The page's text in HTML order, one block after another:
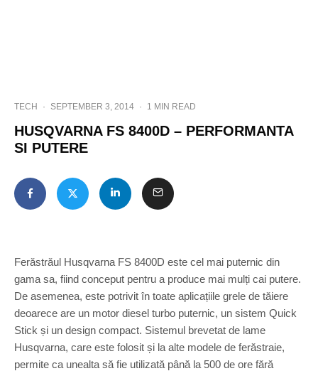
TECH · SEPTEMBER 3, 2014 · 1 MIN READ
HUSQVARNA FS 8400D – PERFORMANTA
SI PUTERE
Ferăstrăul Husqvarna FS 8400D este cel mai puternic din
gama sa, fiind conceput pentru a produce mai mulți cai putere.
De asemenea, este potrivit în toate aplicațiile grele de tăiere
deoarece are un motor diesel turbo puternic, un sistem Quick
Stick și un design compact. Sistemul brevetat de lame
Husqvarna, care este folosit și la alte modele de ferăstraie,
permite ca unealta să fie utilizată până la 500 de ore fără